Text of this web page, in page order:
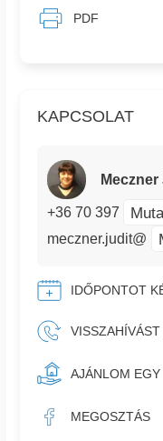
KAPCSOLAT
+36 70 397
meczner.judit@
IDŐPONTOT
AJÁNLOM
MEGOSZTÁS
PDF